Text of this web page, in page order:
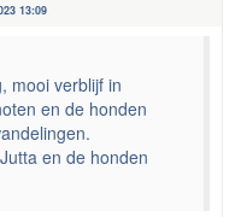
13:09
mooi verblijf in
en de honden
en de honden